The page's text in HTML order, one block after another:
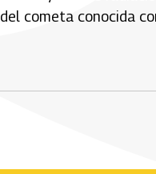
del cometa conocida